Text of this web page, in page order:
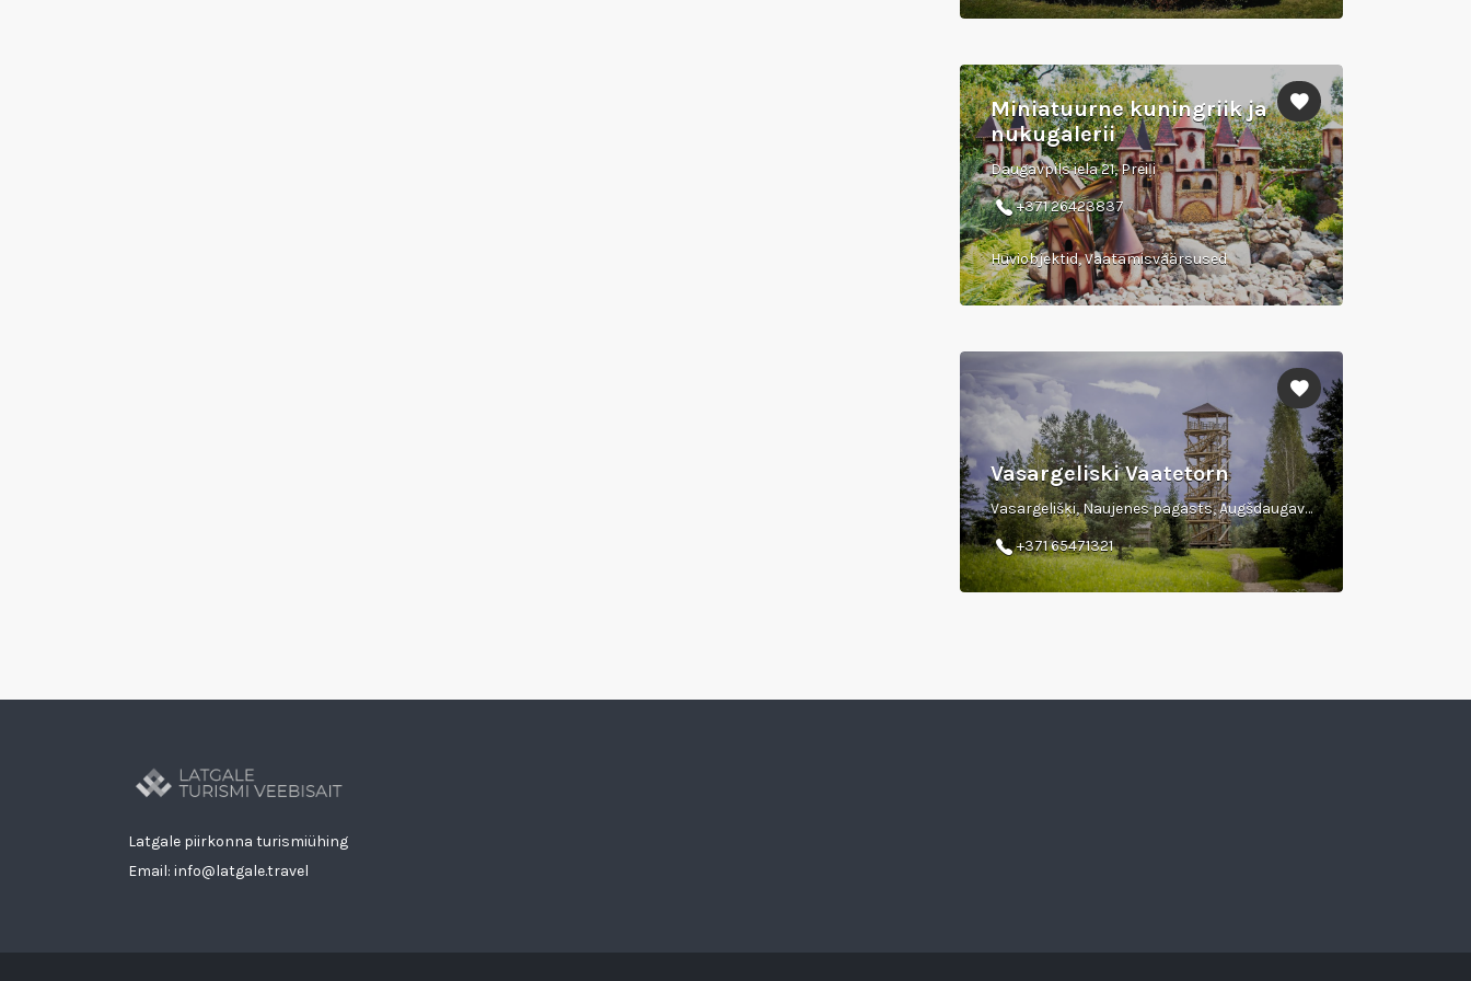
Miniatuurne kuningriik ja
nukugalerii
Daugavpils iela 21, Preiļi
+371 26423837
Huviobjektid, Vaatamisväärsused
Vasargeliski Vaatetorn
Vasargelišķi, Naujenes pagasts, Augšdaugavas novads
+371 65471321
Latgale piirkonna turismiühing
Email: info@latgale.travel